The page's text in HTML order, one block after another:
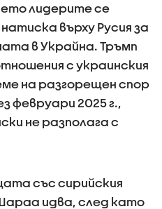
лидерите се
върху Русия за
в Украйна. Тръмп
с украинския
на разгорещен спор
февруари 2025 г.,
не разполага с
със сирийския
идва, след като